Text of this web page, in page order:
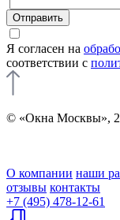
Отправить
Я согласен на
соответствии с
© «Окна Москвы»,
О компании наши
отзывы контакты
+7 (495) 478-12-61